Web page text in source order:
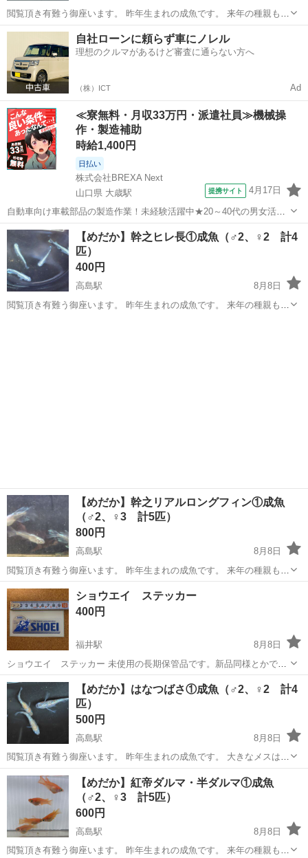
閲覧頂き有難う御座います。 昨年生まれの成魚です。 来年の種親も確
保できましたので、スペース不足の為出品します。 ＊お手数ですが、
メダカを入れる容器をお持ち下さい。 趣味で飼育したメダカです。雌
雄は素人判断に...
岡山 岡山市 高島駅 その他 成魚
自社ローンに頼らず車にノレル
理想のクルマがあるけど審査に通らない方へ
（株）ICT Ad
≪寮無料・月収33万円・派遣社員≫機械操
作・製造補助
時給1,400円
日払い
株式会社BREXA Next
山口県 大歳駅
提携サイト 4月17日
自動車向け車載部品の製造作業！未経験活躍中★20～40代の男女活躍
中！友達同士での応募OK！備品付きワンルーム寮費無料！赴任旅費会
社負担！生活支援物資事前対応可◎格安食堂利用可！年間休日135日
♪《山口県山口市》 人気の工...
山口 山口市 大歳駅 その他
【めだか】幹之ヒレ長①成魚（♂2、♀2 計4
匹）
400円
高島駅
8月8日
閲覧頂き有難う御座います。 昨年生まれの成魚です。 来年の種親も確
【めだか】幹之リアルロングフィン①成魚
（♂2、♀3 計5匹）
800円
高島駅
8月8日
閲覧頂き有難う御座います。 昨年生まれの成魚です。 来年の種親も確
保できましたので、スペース不足の為出品します。 ＊お手数ですが、
メダカを入れる容器をお持ち下さい。 趣味で飼育したメダカです。雌
雄は素人判断に...
岡山 岡山市 高島駅
ショウエイ ステッカー
400円
福井駅
8月8日
ショウエイ ステッカー 未使用の長期保管品です。新品同様とかでは
ございません。
岡山 倉敷市 福井駅 その他 ショウエイ
【めだか】はなつばさ①成魚（♂2、♀2 計4
匹）
500円
高島駅
8月8日
閲覧頂き有難う御座います。 昨年生まれの成魚です。 大きなメスは、
ヒレ長です。 来年の種親も確保できましたので、スペース不足の為出
品します。 ＊お手数ですが、メダカを入れる容器をお持ち下さい。 趣
味で飼育し...
岡山 岡山市 高島駅 その他
【めだか】紅帝ダルマ・半ダルマ①成魚
（♂2、♀3 計5匹）
600円
高島駅
8月8日
閲覧頂き有難う御座います。 昨年生まれの成魚です。 来年の種親も確